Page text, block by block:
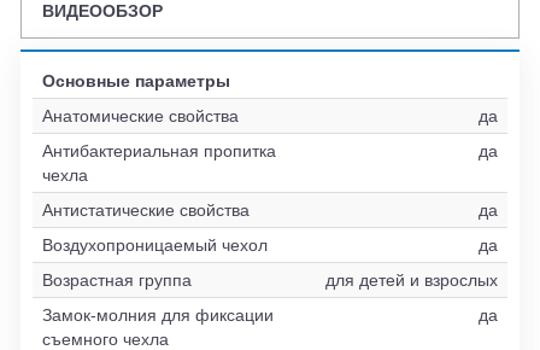
ВИДЕООБЗОР
Основные параметры
Анатомические свойства
да
Антибактериальная пропитка
чехла
да
Антистатические свойства
да
Воздухопроницаемый чехол
да
Возрастная группа
для детей и взрослых
Замок-молния для фиксации
съемного чехла
да